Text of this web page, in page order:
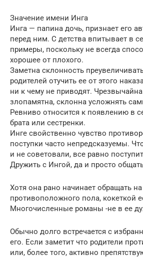
Значение имени Инга
Инга — папина дочь, признает его
перед ним. С детства впитывает в
примеры, поскольку не всегда
хорошее от плохого.
Заметна склонность
родителей отучить ее от этого
ни к чему не приводят.
злопамятна, склонна усложнять
Ревниво относится к появлению в
брата или сестренки.
Инге свойственно чувство
поступки часто непредсказуемы.
и не советовали, все равно
Дружить с Ингой, да и просто
Хотя она рано начинает обращать
противоположного пола, кокеткой
Многочисленные романы -не в ее
Обычно долго встречается с
его. Если заметит что родители
или, более того, активно